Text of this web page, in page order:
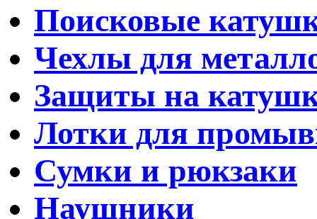
Поисковые
Чехлы для
Защиты на
Лотки для
Сумки и рюкзаки
Наушники